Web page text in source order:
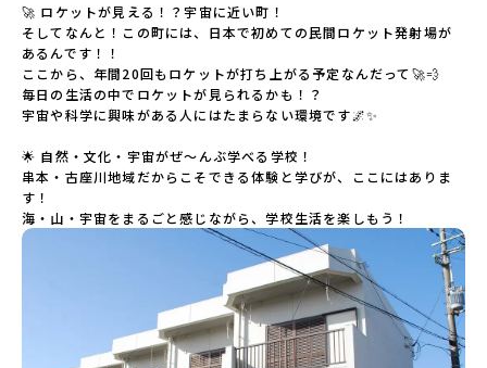
🚀 ロケットが見える！？宇宙に近い町！
そしてなんと！この町には、日本で初めての民間ロケット発射場が
あるんです！！
ここから、年間20回もロケットが打ち上がる予定なんだって🚀💨
毎日の生活の中でロケットが見られるかも！？
宇宙や科学に興味がある人にはたまらない環境です🌌✨
🌟 自然・文化・宇宙がぜ〜んぶ学べる学校！
串本・古座川地域だからこそできる体験と学びが、ここにはありま
す！
海・山・宇宙をまるごと感じながら、学校生活を楽しもう！